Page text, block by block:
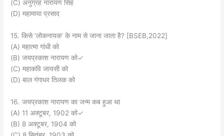
(C) अनुग्रह नारायण सिंह
(D) महामाया प्रसाद
15. किसे ‘लोकनायक’ के नाम से जाना जाता है? [BSEB,2022]
(A) महात्मा गांधी को
(B) जयप्रकाश नारायण को✓
(C) महाकवि जायसी को
(D) बाल गंगाधर तिलक को
16. जयप्रकाश नारायण का जन्म कब हुआ था
(A) 11 अक्टूबर, 1902 को✓
(B) 8 अक्टूबर, 1904 को